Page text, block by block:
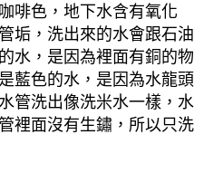
啡色，地下水含有氧化
垢，洗出來的水會跟石油
水，是因為裡面有銅的物
藍色的水，是因為水龍頭
管洗出像洗米水一樣，水
裡面沒有生鏽，所以只洗